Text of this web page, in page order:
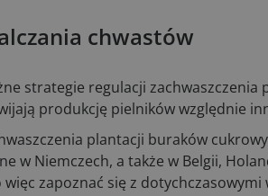
chwastów
strategie regulacji
produkcję pielników względnie
plantacji buraków
w Niemczech, a także w Belgii,
zapoznać się z